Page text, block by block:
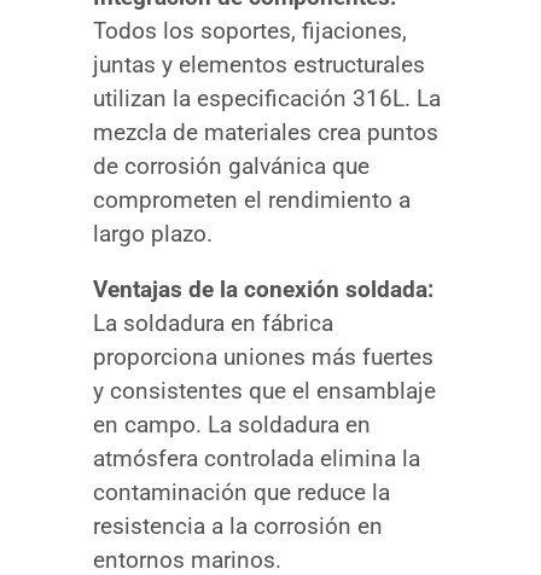
Todos los soportes, fijaciones,
juntas y elementos estructurales
utilizan la especificación 316L. La
mezcla de materiales crea puntos
de corrosión galvánica que
comprometen el rendimiento a
largo plazo.
Ventajas de la conexión soldada:
La soldadura en fábrica
proporciona uniones más fuertes
y consistentes que el ensamblaje
en campo. La soldadura en
atmósfera controlada elimina la
contaminación que reduce la
resistencia a la corrosión en
entornos marinos.